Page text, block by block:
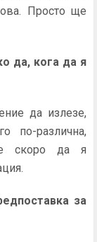
Просто ще
да, кога да я
да излезе,
по-различна,
скоро да я
за